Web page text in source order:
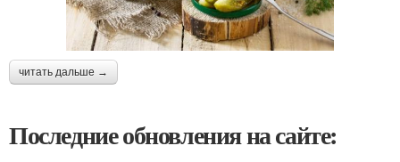
читать дальше →
Последние обновления на сайте: